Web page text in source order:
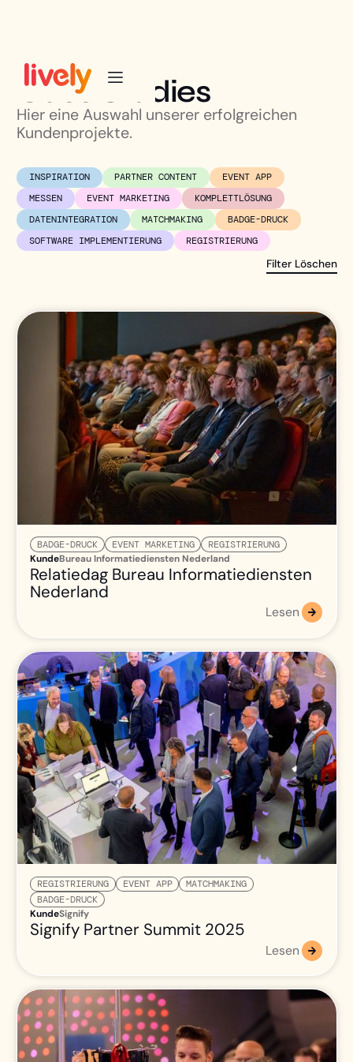
Case Studies
Hier eine Auswahl unserer erfolgreichen
Kundenprojekte.
INSPIRATION PARTNER CONTENT
EVENT APP
MESSEN
EVENT MARKETING
KOMPLETTLÖSUNG
DATENINTEGRATION
MATCHMAKING
BADGE-DRUCK
SOFTWARE IMPLEMENTIERUNG
REGISTRIERUNG
Filter Löschen
BADGE-DRUCK EVENT MARKETING
REGISTRIERUNG
KundeBureau Informatiediensten Nederland
Relatiedag Bureau Informatiediensten
Nederland
Lesen
REGISTRIERUNG EVENT APP
MATCHMAKING
BADGE-DRUCK
KundeSignify
Signify Partner Summit 2025
Lesen